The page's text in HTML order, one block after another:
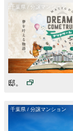
千葉県 / 分譲マンション
邸。
千葉県 / 分譲マンション